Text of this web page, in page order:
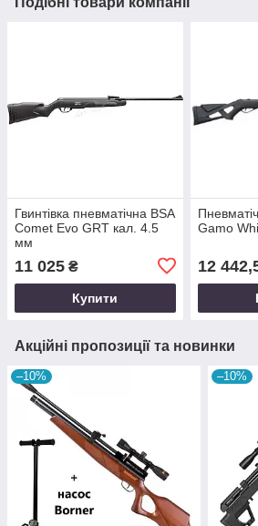
Гвинтівка пневматічна BSA
Comet Evo GRT кал. 4.5
мм
11 025 ₴
Купити
Gamo
12
Акційні пропозиції та новинки
–10% –10%